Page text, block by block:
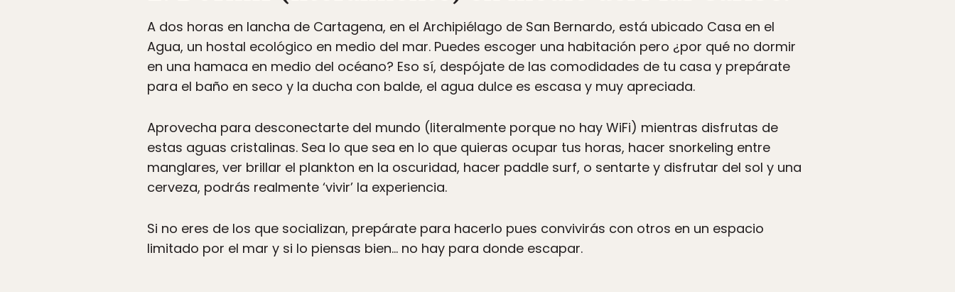
A dos horas en lancha de Cartagena, en el Archipiélago de San Bernardo, está ubicado Casa en el
Agua, un hostal ecológico en medio del mar. Puedes escoger una habitación pero ¿por qué no dormir
en una hamaca en medio del océano? Eso sí, despójate de las comodidades de tu casa y prepárate
para el baño en seco y la ducha con balde, el agua dulce es escasa y muy apreciada.
Aprovecha para desconectarte del mundo (literalmente porque no hay WiFi) mientras disfrutas de
estas aguas cristalinas. Sea lo que sea en lo que quieras ocupar tus horas, hacer snorkeling entre
manglares, ver brillar el plankton en la oscuridad, hacer paddle surf, o sentarte y disfrutar del sol y una
cerveza, podrás realmente ‘vivir’ la experiencia.
Si no eres de los que socializan, prepárate para hacerlo pues convivirás con otros en un espacio
limitado por el mar y si lo piensas bien… no hay para donde escapar.